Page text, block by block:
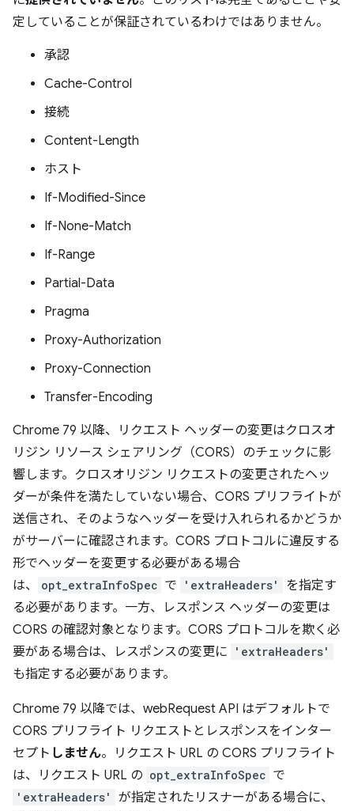
定していることが保証されているわけではありません。
承認
Cache-Control
接続
Content-Length
ホスト
If-Modified-Since
If-None-Match
If-Range
Partial-Data
Pragma
Proxy-Authorization
Proxy-Connection
Transfer-Encoding
Chrome 79 以降、リクエスト ヘッダーの変更はクロスオ
リジン リソース シェアリング（CORS）のチェックに影
響します。クロスオリジン リクエストの変更されたヘッ
ダーが条件を満たしていない場合、CORS プリフライトが
送信され、そのようなヘッダーを受け入れられるかどうか
がサーバーに確認されます。CORS プロトコルに違反する
形でヘッダーを変更する必要がある場合
は、
opt_extraInfoSpec で 'extraHeaders'
を指定す
る必要があります。一方、レスポンス ヘッダーの変更は
CORS の確認対象となります。CORS プロトコルを欺く必
要がある場合は、レスポンスの変更に
'extraHeaders'
も指定する必要があります。
Chrome 79 以降では、webRequest API はデフォルトで
CORS プリフライト リクエストとレスポンスをインター
セプト しません。リクエスト URL の CORS プリフライト
は、リクエスト URL の opt_extraInfoSpec で
'extraHeaders'
が指定されたリスナーがある場合に、